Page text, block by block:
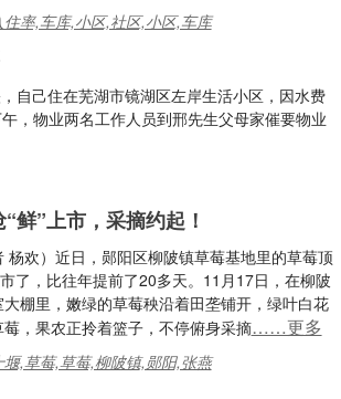
住率,车库,小区,社区,小区,车库
自己住在芜湖市镜湖区左岸生活小区，因水费
，物业两名工作人员到邢先生父母家催要物业
鲜”上市，采摘约起！
杨欢）近日，郧阳区柳陂镇草莓基地里的草莓顶
了，比往年提前了20多天。11月17日，在柳陂
棚里，嫩绿的草莓秧沿着田垄铺开，绿叶白花
，果农正拎着篮子，不停俯身采摘……更多
堰,草莓,草莓,柳陂镇,郧阳,张燕